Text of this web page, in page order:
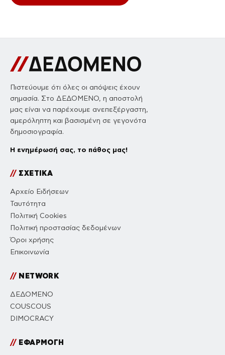
Πιστεύουμε ότι όλες οι απόψεις έχουν
σημασία. Στο ΔΕΔΟΜΕΝΟ, η αποστολή
μας είναι να παρέχουμε ανεπεξέργαστη,
αμερόληπτη και βασισμένη σε γεγονότα
δημοσιογραφία.
Η ενημέρωσή σας, το πάθος μας!
//ΣΧΕΤΙΚΑ
Αρχείο Ειδήσεων
Ταυτότητα
Πολιτική Cookies
Πολιτική προστασίας δεδομένων
Όροι χρήσης
Επικοινωνία
//NETWORK
ΔΕΔΟΜΕΝΟ
COUSCOUS
DIMOCRACY
//ΕΦΑΡΜΟΓΗ